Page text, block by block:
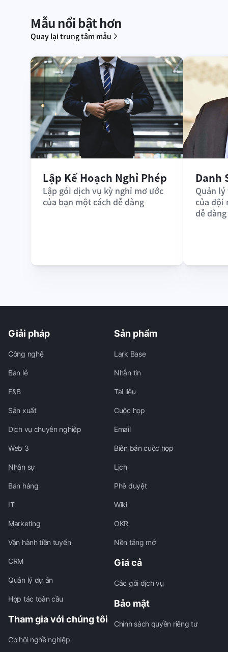
Mẫu nổi bật hơn
Quay lại trung tâm mẫu
Lập Kế Hoạch Nghỉ Phép
Lập gói dịch vụ kỳ nghỉ mơ ước
của bạn một cách dễ dàng
Danh
Quản
của đội
dễ dàng
Giải pháp
Công nghệ
Bán lẻ
F&B
Sản xuất
Dịch vụ chuyên nghiệp
Web 3
Nhân sự
Bán hàng
IT
Marketing
Vận hành tiền tuyến
CRM
Quản lý dự án
Hợp tác toàn cầu
Tham gia với chúng tôi
Cơ hội nghề nghiệp
Sản phẩm
Lark Base
Nhắn tin
Tài liệu
Cuộc họp
Email
Biên bản cuộc họp
Lịch
Phê duyệt
Wiki
OKR
Nền tảng mở
Giá cả
Các gói dịch vụ
Bảo mật
Chính sách quyền riêng tư